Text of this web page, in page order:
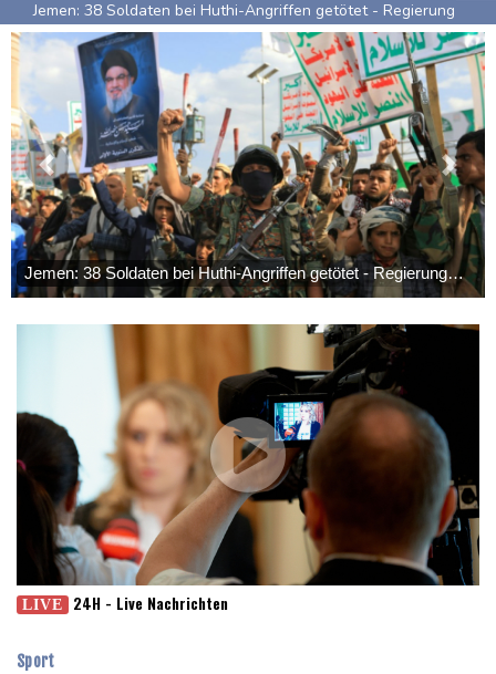
Frankfurt am Main
24 °C
Potsdam
Leipzig
23 °C
Dortmund
21 °C Hannover
22 °C
Köln
22 °C Kiel
18 °C
Bremen
18 °C Flensburg
15 °C
Rostock
21 °C Stuttgart
25 °C
Dresden
26 °C Wien
33 °C
Salzburg
21 °C
Baden-Baden
22 °C
Jemen: 38 Soldaten bei Huthi-Angriffen getötet - Regierung
kündigt Vergeltung an
Mindestens zwei Tote bei Bombenexplosion in Kleinbus nahe
Damaskus
Real Madrid verlängert mit Vinicius Jr. bis 2032
Schwimm-EM: Eikermann und Rösler gewinnen Silber und Bronze
Syrische Staatsmedien: Bombe in Kleinbus nahe Damaskus
explodiert
Bundesanwaltschaft übernimmt Ermittlungen zu Sprengstoff-
Drohne in Leipzig
42,2 Grad: Allzeit-Hitzerekord in der Slowakei nach nur einem
Tag gebrochen
Französische Sängerin Vanessa Paradis gibt Trennung von
Regisseur Benchetrit bekannt
Tour de France Femmes: Lippert sprintet am Etappensieg vorbei
Schwimm-EM: Hentschel/Müller gewinnen Synchron-Bronze
Jemen: 38 Soldaten bei Huthi-Angriffen getötet - Regierung
kündigt Vergeltung an
Vorherige
LIVE 24H - Live Nachrichten
Sport